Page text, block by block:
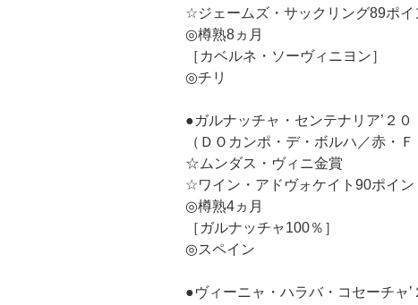
☆ジェームズ・サックリング89ポイ
◎樽熟8ヵ月
［カベルネ・ソーヴィニヨン］
◎チリ
●ガルナッチャ・センテナリア’２０
（ＤＯカンポ・デ・ボルハ／赤・Ｆ
☆ムンダス・ヴィニ金賞
☆ワイン・アドヴォケイト90ポイン
◎樽熟4ヵ月
［ガルナッチャ100％］
◎スペイン
●ヴィーニャ・ハラバ・コセーチャ’